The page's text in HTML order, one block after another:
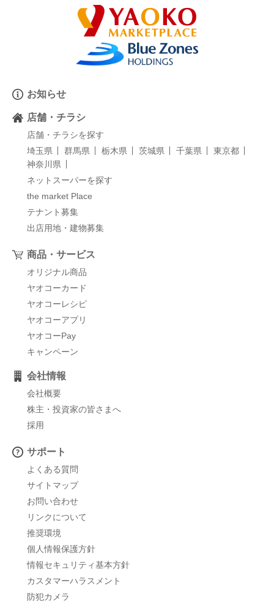
お知らせ
店舗・チラシ
店舗・チラシを探す
埼玉県
群馬県 栃木県 茨城県 千葉県
東京都
神奈川県
ネットスーパーを探す
the market Place
テナント募集
出店用地・建物募集
商品・サービス
オリジナル商品
ヤオコーカード
ヤオコーレシピ
ヤオコーアプリ
ヤオコーPay
キャンペーン
会社情報
会社概要
株主・投資家の皆さまへ
採用
サポート
よくある質問
サイトマップ
お問い合わせ
リンクについて
推奨環境
個人情報保護方針
情報セキュリティ基本方針
カスタマーハラスメント
防犯カメラ